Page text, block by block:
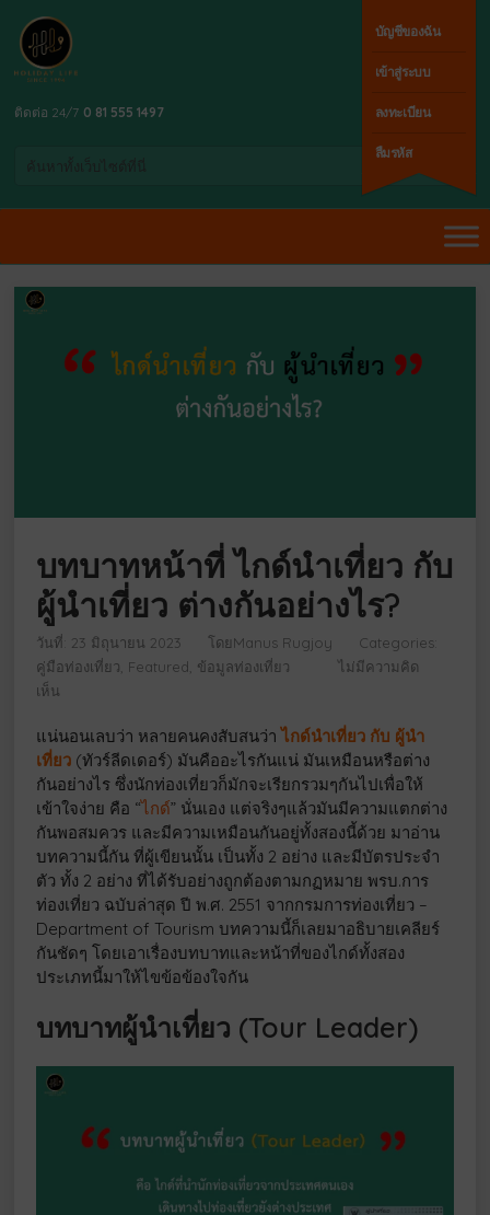
บัญชีของฉัน
เข้าสู่ระบบ
ลงทะเบียน
ลืมรหัส
ติดต่อ 24/7 0 81 555 1497
บทบาทหน้าที่ ไกด์นำเที่ยว กับ
ผู้นำเที่ยว ต่างกันอย่างไร?
วันที่: 23 มิถุนายน 2023 โดย Manus Rugjoy
Categories:
คู่มือท่องเที่ยว Featured ข้อมูลท่องเที่ยว
ไม่มีความคิด
เห็น
แน่นอนเลบว่า หลายคนคงสับสนว่า ไกด์นำเที่ยว กับ ผู้นำ
เที่ยว (ทัวร์ลีดเดอร์) มันคืออะไรกันแน่ มันเหมือนหรือต่าง
กันอย่างไร ซึ่งนักท่องเที่ยวก็มักจะเรียกรวมๆกันไปเพื่อให้
เข้าใจง่าย คือ “ไกด์” นั่นเอง แต่จริงๆแล้วมันมีความแตกต่าง
กันพอสมควร และมีความเหมือนกันอยู่ทั้งสองนี้ด้วย มาอ่าน
บทความนี้กัน ที่ผู้เขียนนั้น เป็นทั้ง 2 อย่าง และมีบัตรประจำ
ตัว ทั้ง 2 อย่าง ที่ได้รับอย่างถูกต้องตามกฏหมาย พรบ.การ
ท่องเที่ยว ฉบับล่าสุด ปี พ.ศ. 2551 จากกรมการท่องเที่ยว –
Department of Tourism บทความนี้ก็เลยมาอธิบายเคลียร์
กันชัดๆ โดยเอาเรื่องบทบาทและหน้าที่ของไกด์ทั้งสอง
ประเภทนี้มาให้ไขข้อข้องใจกัน
บทบาทผู้นำเที่ยว (Tour Leader)